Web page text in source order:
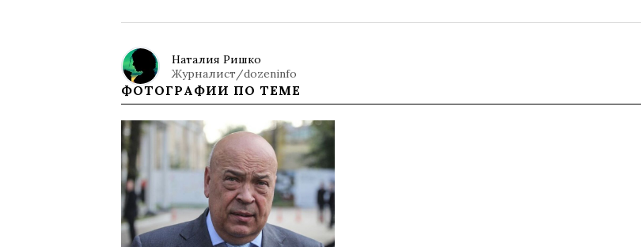
Наталия Ришко
Журналист/dozeninfo
ФОТОГРАФИИ ПО ТЕМЕ